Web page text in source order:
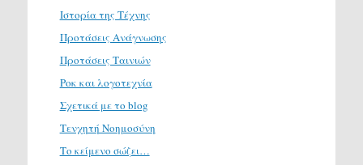
Ιστορία της Τέχνης
Προτάσεις Ανάγνωσης
Προτάσεις Ταινιών
Ροκ και λογοτεχνία
Σχετικά με το blog
Τενχητή Νοημοσύνη
Το κείμενο σώζει…